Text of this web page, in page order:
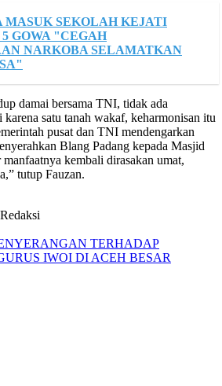
MASUK SEKOLAH KEJATI
GOWA "CEGAH
NARKOBA SELAMATKAN
damai bersama TNI, tidak ada
karena satu tanah wakaf, keharmonisan itu
pusat dan TNI mendengarkan
Blang Padang kepada Masjid
kembali dirasakan umat,
tutup Fauzan.
TERHADAP
IWOI DI ACEH BESAR